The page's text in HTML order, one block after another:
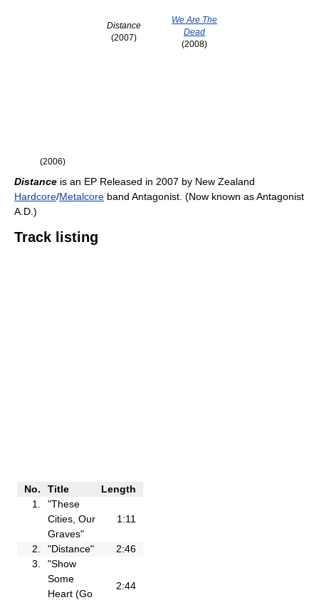
(2006)
Distance
(2007)
We Are The
Dead
(2008)
Distance is an EP Released in 2007 by New Zealand
Hardcore/Metalcore band Antagonist. (Now known as Antagonist
A.D.)
Track listing
No. Title
Length
1.
"These
Cities, Our
Graves"
1:11
2. "Distance"
2:46
3.
"Show
Some
Heart (Go
2:44